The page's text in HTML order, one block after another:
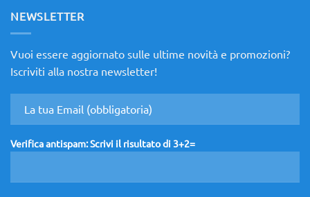
ATTENZIONE
“Ready
di
Design
che
aspetta!
NEWSLETTER
Vuoi essere aggiornato sulle ultime novità e promozioni?
Iscriviti alla nostra newsletter!
Verifica antispam: Scrivi il risultato di 3+2=